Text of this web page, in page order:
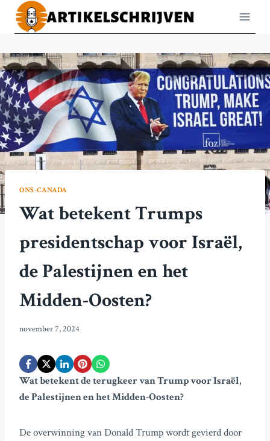
Doorgaan
naar
ONS-CANADA
Wat betekent Trumps
presidentschap voor Israël,
de Palestijnen en het
Midden-Oosten?
november 7, 2024
Wat betekent de terugkeer van Trump voor Israël,
de Palestijnen en het Midden-Oosten?
De overwinning van Donald Trump wordt gevierd door